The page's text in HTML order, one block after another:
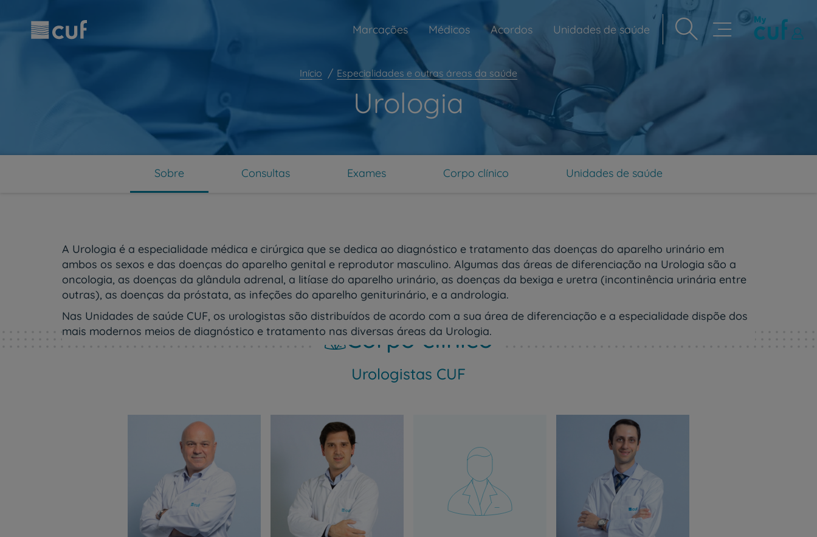
ajustar
conteúdo
Navegação
principal
Marcações Médicos Acordos Unidades de saúde
Início Especialidades e outras áreas da saúde
Urologia
Sobre Consultas Exames Corpo clínico Unidades de saúde
A Urologia é a especialidade médica e cirúrgica que se dedica ao diagnóstico e tratamento das doenças do aparelho urinário em
ambos os sexos e das doenças do aparelho genital e reprodutor masculino. Algumas das áreas de diferenciação na Urologia são a
oncologia, as doenças da glândula adrenal, a litíase do aparelho urinário, as doenças da bexiga e uretra (incontinência urinária entre
outras), as doenças da próstata, as infeções do aparelho geniturinário, e a andrologia.
Nas Unidades de saúde CUF, os urologistas são distribuídos de acordo com a sua área de diferenciação e a especialidade dispõe dos
mais modernos meios de diagnóstico e tratamento nas diversas áreas da Urologia.
Corpo clínico
Urologistas CUF